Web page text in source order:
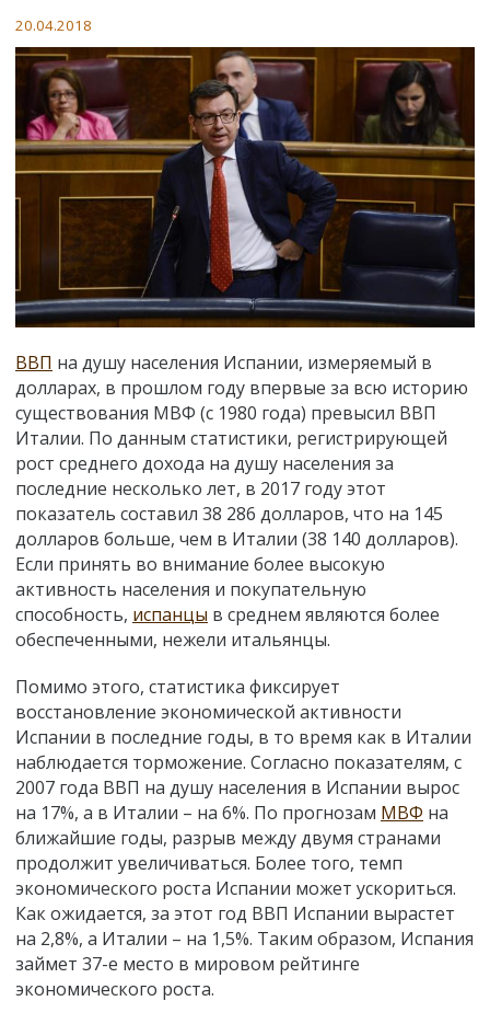
20.04.2018
ВВП на душу населения Испании, измеряемый в
долларах, в прошлом году впервые за всю историю
существования МВФ (с 1980 года) превысил ВВП
Италии. По данным статистики, регистрирующей
рост среднего дохода на душу населения за
последние несколько лет, в 2017 году этот
показатель составил 38 286 долларов, что на 145
долларов больше, чем в Италии (38 140 долларов).
Если принять во внимание более высокую
активность населения и покупательную
способность, испанцы в среднем являются более
обеспеченными, нежели итальянцы.
Помимо этого, статистика фиксирует
восстановление экономической активности
Испании в последние годы, в то время как в Италии
наблюдается торможение. Согласно показателям, с
2007 года ВВП на душу населения в Испании вырос
на 17%, а в Италии – на 6%. По прогнозам МВФ на
ближайшие годы, разрыв между двумя странами
продолжит увеличиваться. Более того, темп
экономического роста Испании может ускориться.
Как ожидается, за этот год ВВП Испании вырастет
на 2,8%, а Италии – на 1,5%. Таким образом, Испания
займет 37-е место в мировом рейтинге
экономического роста.